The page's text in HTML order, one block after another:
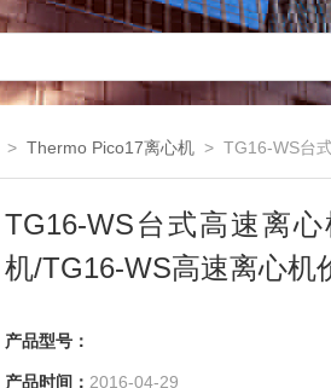
> Thermo Pico17离心机 > TG16-WS台
机/
TG16-WS台式高速离
机/TG16-WS高速离心机
产品型号：
产品时间： 2016-04-29